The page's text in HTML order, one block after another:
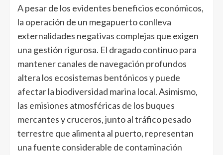
A pesar de los evidentes beneficios económicos,
la operación de un megapuerto conlleva
externalidades negativas complejas que exigen
una gestión rigurosa. El dragado continuo para
mantener canales de navegación profundos
altera los ecosistemas bentónicos y puede
afectar la biodiversidad marina local. Asimismo,
las emisiones atmosféricas de los buques
mercantes y cruceros, junto al tráfico pesado
terrestre que alimenta al puerto, representan
una fuente considerable de contaminación